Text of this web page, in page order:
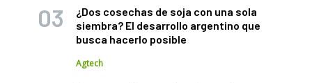
¿Dos cosechas de soja con una sola
siembra? El desarrollo argentino que
busca hacerlo posible
Agtech